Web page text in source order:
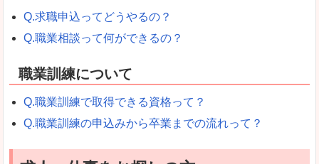
Q.求職申込ってどうやるの？
Q.職業相談って何ができるの？
職業訓練について
Q.職業訓練で取得できる資格って？
Q.職業訓練の申込みから卒業までの流れって？